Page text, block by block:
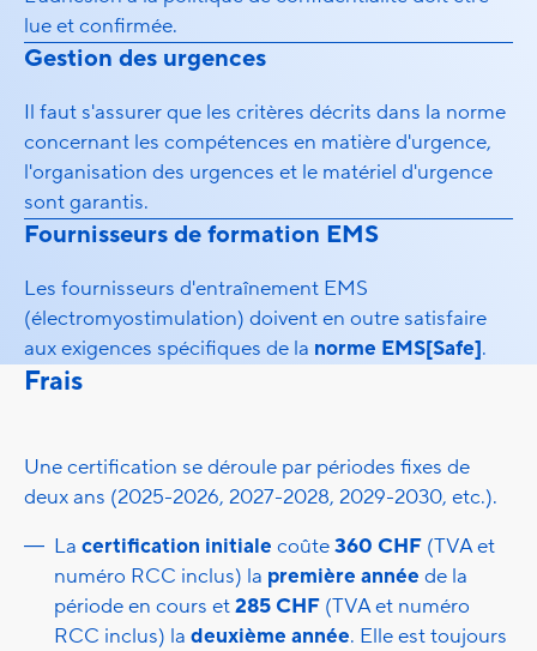
lue et confirmée.
Gestion des urgences
Il faut s'assurer que les critères décrits dans la norme
concernant les compétences en matière d'urgence,
l'organisation des urgences et le matériel d'urgence
sont garantis.
Fournisseurs de formation EMS
Les fournisseurs d'entraînement EMS
(électromyostimulation) doivent en outre satisfaire
aux exigences spécifiques de la norme EMS[Safe].
Frais
Une certification se déroule par périodes fixes de
deux ans (2025-2026, 2027-2028, 2029-2030, etc.).
La certification initiale coûte360 CHF (TVA et
numéro RCC inclus) la première année de la
période en cours et285 CHF (TVA et numéro
RCC inclus) la deuxième année. Elle est toujours